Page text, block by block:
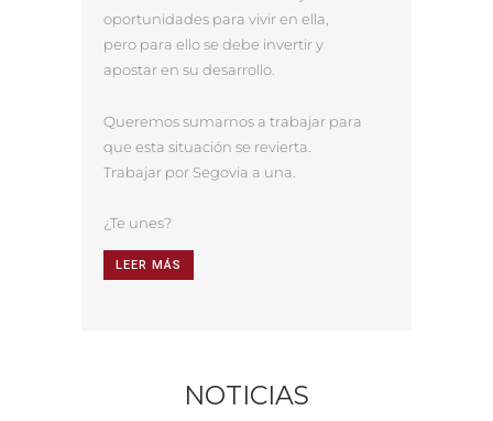
oportunidades para vivir en ella,
pero para ello se debe invertir y
apostar en su desarrollo.
Queremos sumarnos a trabajar para
que esta situación se revierta.
Trabajar por Segovia a una.
¿Te unes?
LEER MÁS
NOTICIAS